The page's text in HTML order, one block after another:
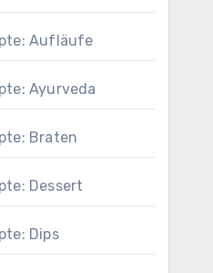
Aufläufe
Ayurveda
Braten
Dessert
Dips